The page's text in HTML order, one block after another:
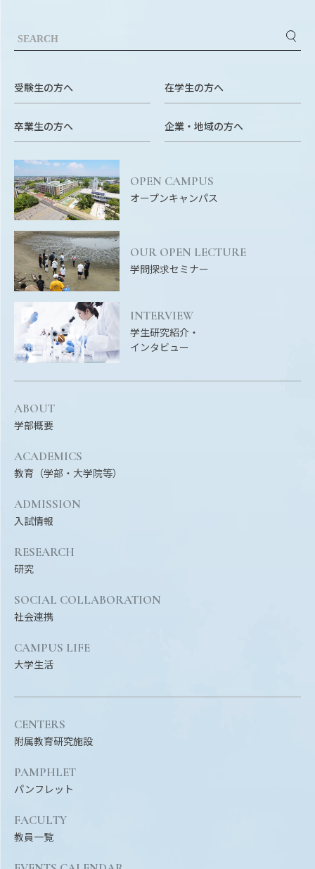
〒514-8507 三重県津市栗真町屋町1577
お問い合わせ
交通案内
キャンパスマップ
保護者の方へ
Facebook
農学
受験生の方へ 在学生の方へ
卒業生の方へ 企業・地域の方へ
OPEN CAMPUS
オープンキャンパス
OUR OPEN LECTURE
学問探求セミナー
INTERVIEW
学生研究紹介・
インタビュー
ABOUT
学部概要
ACADEMICS
教育（学部・大学院等）
ADMISSION
入試情報
RESEARCH
研究
SOCIAL COLLABORATION
社会連携
CAMPUS LIFE
大学生活
CENTERS
附属教育研究施設
PAMPHLET
パンフレット
FACULTY
教員一覧